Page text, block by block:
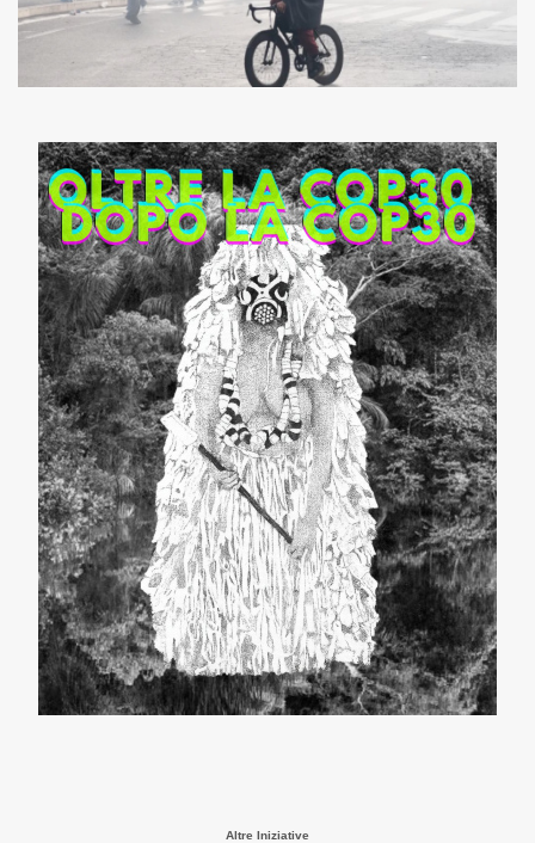
Altre Iniziative